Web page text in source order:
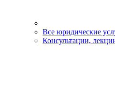
Все юридические
Консультации,